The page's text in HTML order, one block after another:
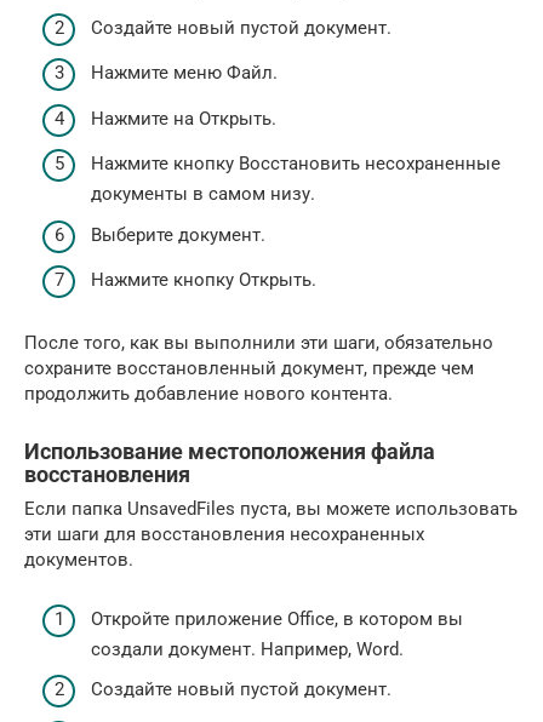
Создайте новый пустой документ.
Нажмите меню Файл.
Нажмите на Открыть.
Нажмите кнопку Восстановить несохраненные
документы в самом низу.
Выберите документ.
Нажмите кнопку Открыть.
После того, как вы выполнили эти шаги, обязательно
сохраните восстановленный документ, прежде чем
продолжить добавление нового контента.
Использование местоположения файла
восстановления
Если папка UnsavedFiles пуста, вы можете использовать
эти шаги для восстановления несохраненных
документов.
Откройте приложение Office, в котором вы
создали документ. Например, Word.
Создайте новый пустой документ.